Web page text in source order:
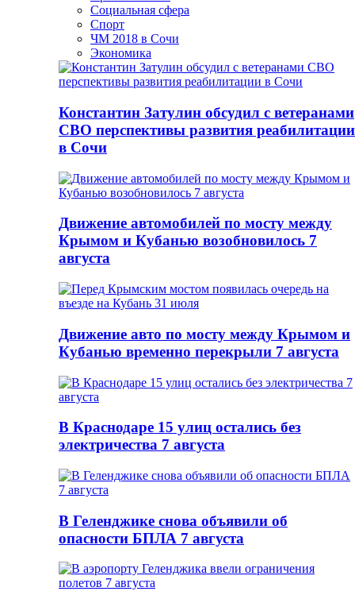
Социальная сфера
Спорт
ЧМ 2018 в Сочи
Экономика
Константин Затулин обсудил с ветеранами
СВО перспективы развития реабилитации
в Сочи
Движение автомобилей по мосту между
Крымом и Кубанью возобновилось 7
августа
Движение авто по мосту между Крымом и
Кубанью временно перекрыли 7 августа
В Краснодаре 15 улиц остались без
электричества 7 августа
В Геленджике снова объявили об
опасности БПЛА 7 августа